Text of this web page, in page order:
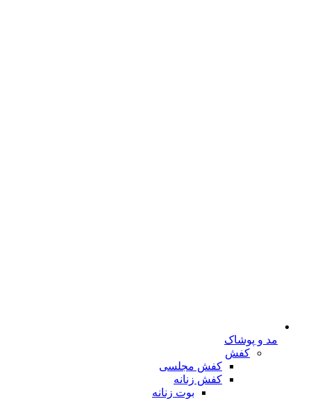
مد و پوشاک
کفش
کفش مجلسی
کفش زنانه
بوت زنانه